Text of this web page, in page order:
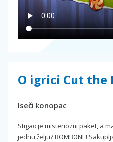
O igrici Cut the
Iseči konopac
Stigao je misteriozni paket, a
jednu želju? BOMBONE!